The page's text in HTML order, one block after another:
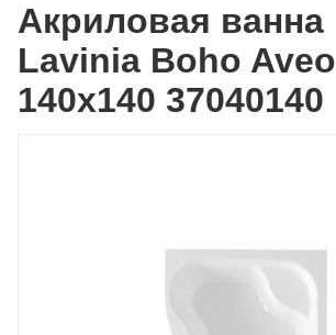
Акриловая ванна
Lavinia Boho Aveo
140х140 37040140